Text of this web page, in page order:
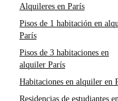
Alquileres en París
Pisos de 1 habitación en
París
Pisos de 3 habitaciones en
alquiler París
Habitaciones en alquiler en
Residencias de estudiantes